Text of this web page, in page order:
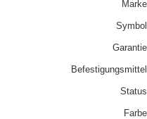
Marke
Symbol
Garantie
Befestigungsmittel
Status
Farbe